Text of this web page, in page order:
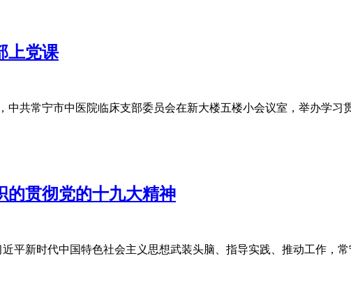
上党课
中共常宁市中医院临床支部委员会在新大楼五楼小会议室，举办学
的贯彻党的十九大精神
平新时代中国特色社会主义思想武装头脑、指导实践、推动工作，